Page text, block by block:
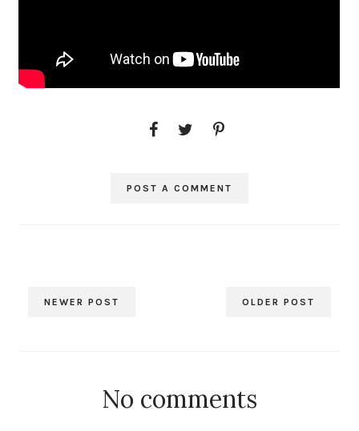
POST A COMMENT
NEWER POST OLDER POST
No comments